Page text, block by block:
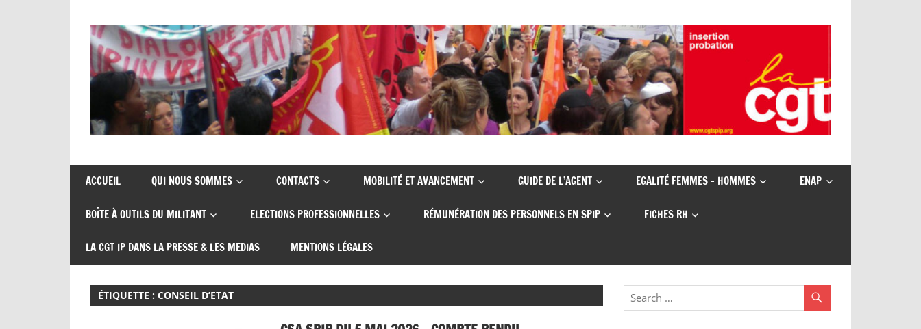
content
CGT
insertion
probation
de
syndicats
insertion
ACCUEIL QUI NOUS SOMMES CONTACTS MOBILITÉ ET AVANCEMENT GUIDE DE L’AGENT EGALITÉ FEMMES – HOMMES ENAP
BOÎTE À OUTILS DU MILITANT ELECTIONS PROFESSIONNELLES RÉMUNÉRATION DES PERSONNELS EN SPIP FICHES RH
LA CGT IP DANS LA PRESSE & LES MEDIAS MENTIONS LÉGALES
ÉTIQUETTE :CONSEIL D’ETAT